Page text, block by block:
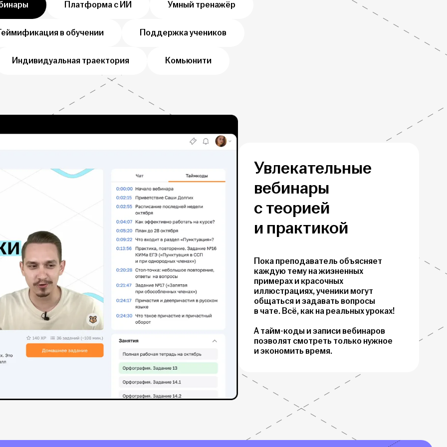
Платформа с ИИ Умный тренажёр
в обучении Поддержка учеников
Индивидуальная траектория Комьюнити
Увлекательные
вебинары
с теорией
и практикой
Пока преподаватель объясняет
каждую тему на жизненных
примерах и красочных
иллюстрациях, ученики могут
общаться и задавать вопросы
в чате. Всё, как на реальных уроках!
А тайм-коды и записи вебинаров
позволят смотреть только нужное
и экономить время.